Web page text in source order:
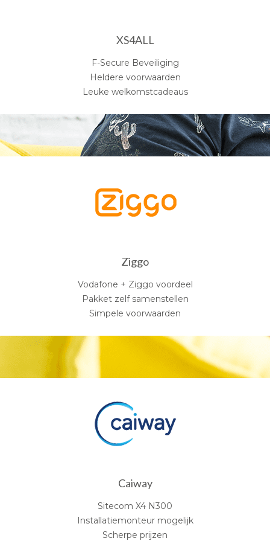
XS4ALL
F-Secure Beveiliging
Heldere voorwaarden
Leuke welkomstcadeaus
Ziggo
Vodafone + Ziggo voordeel
Pakket zelf samenstellen
Simpele voorwaarden
Caiway
Sitecom X4 N300
Installatiemonteur mogelijk
Scherpe prijzen